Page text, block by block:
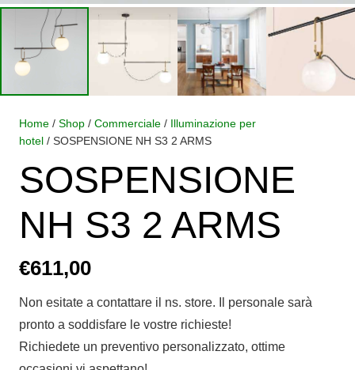
Home / Shop / Commerciale / Illuminazione per
hotel / SOSPENSIONE NH S3 2 ARMS
SOSPENSIONE
NH S3 2 ARMS
€611,00
Non esitate a contattare il ns. store. Il personale sarà
pronto a soddisfare le vostre richieste!
Richiedete un preventivo personalizzato, ottime